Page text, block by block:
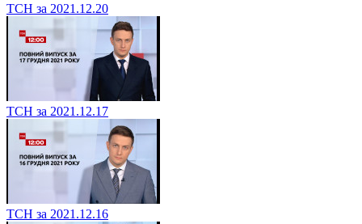
ТСН за 2021.12.20
ТСН за 2021.12.17
ТСН за 2021.12.16